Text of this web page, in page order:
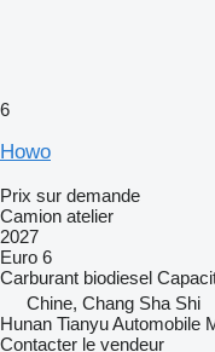
6
Howo
Prix sur demande
Camion atelier
2027
Euro 6
Carburant biodiesel
Chine, Chang Sha Shi
Hunan Tianyu Automobile
Contacter le vendeur